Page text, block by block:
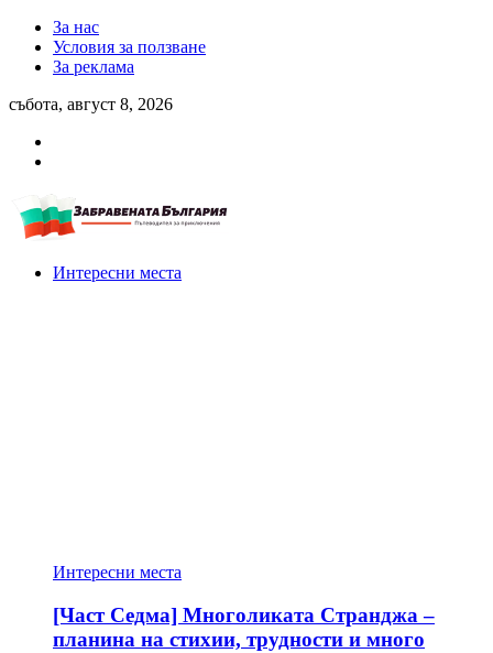
За нас
Условия за ползване
За реклама
събота, август 8, 2026
Интересни места
Интересни места
[Част Седма] Многоликата Странджа –
планина на стихии, трудности и много